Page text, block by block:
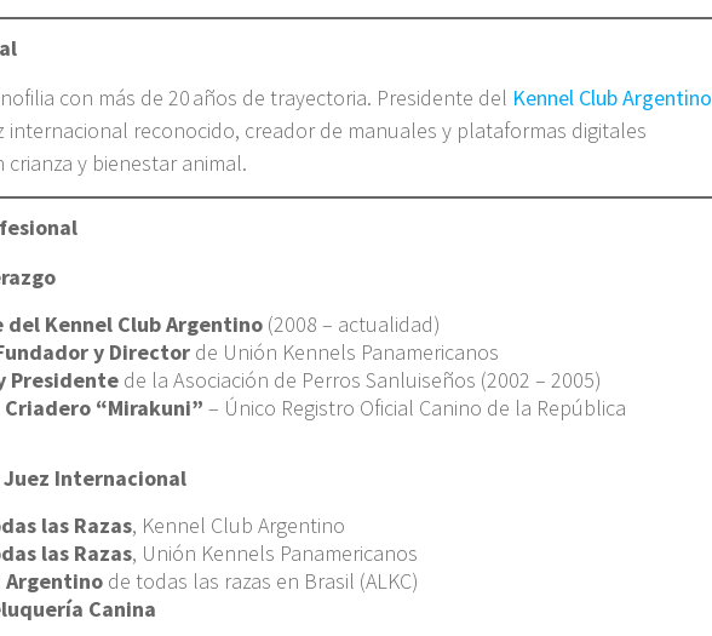
con más de 20 años de trayectoria. Presidente del Kennel Club Argentino
internacional reconocido, creador de manuales y plataformas digitales
crianza y bienestar animal.
del Kennel Club Argentino (2008 – actualidad)
y Director de Unión Kennels Panamericanos
Presidente de la Asociación de Perros Sanluiseños (2002 – 2005)
“Mirakuni” – Único Registro Oficial Canino de la República
Internacional
las Razas, Kennel Club Argentino
las Razas, Unión Kennels Panamericanos
Argentino de todas las razas en Brasil (ALKC)
Canina